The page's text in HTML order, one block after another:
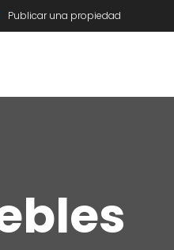
Publicar una propiedad